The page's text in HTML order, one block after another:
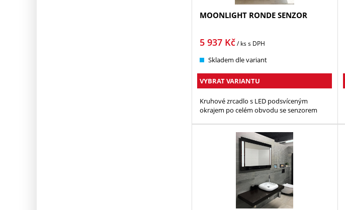
MOONLIGHT RONDE SENZOR
5 937Kč/ kss DPH
Skladem dle variant
VYBRAT VARIANTU
Kruhové zrcadlo s LED podsvíceným
okrajem po celém obvodu se senzorem